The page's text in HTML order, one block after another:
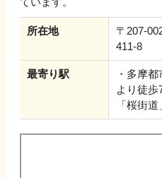
所在地
〒207-
411-8
最寄り駅
・多摩
より徒
「桜街